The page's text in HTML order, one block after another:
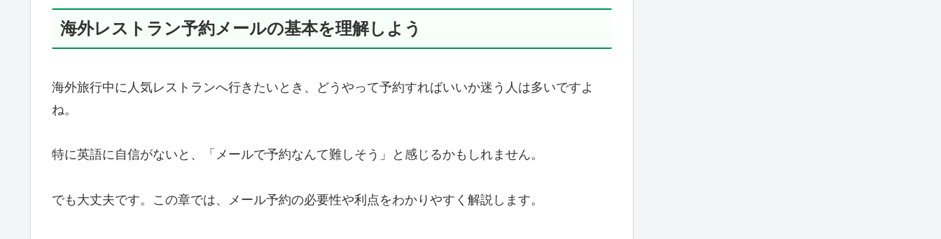
海外レストラン予約メールの基本を理解しよう
海外旅行中に人気レストランへ行きたいとき、どうやって予約すればいいか迷う人は多いですよ
ね。
特に英語に自信がないと、「メールで予約なんて難しそう」と感じるかもしれません。
でも大丈夫です。この章では、メール予約の必要性や利点をわかりやすく解説します。